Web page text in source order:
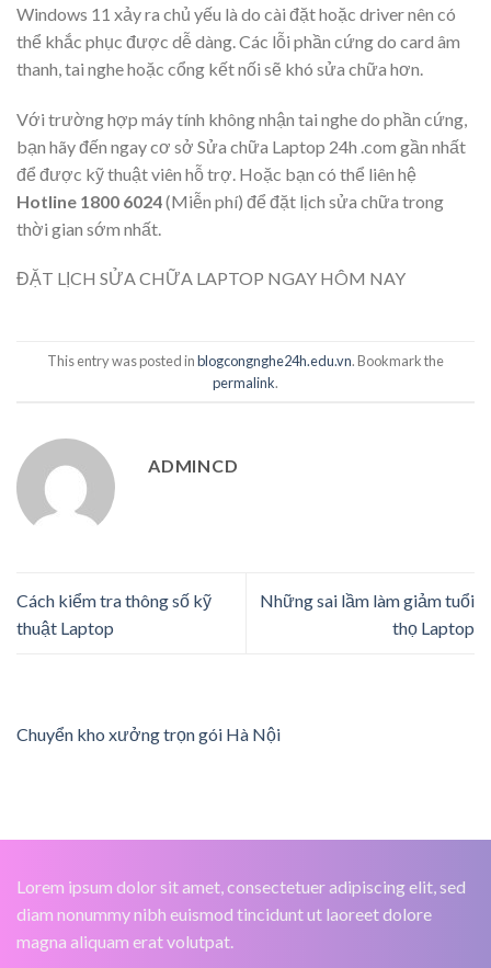
Windows 11 xảy ra chủ yếu là do cài đặt hoặc driver nên có
thể khắc phục được dễ dàng. Các lỗi phần cứng do card âm
thanh, tai nghe hoặc cổng kết nối sẽ khó sửa chữa hơn.
Với trường hợp máy tính không nhận tai nghe do phần cứng,
bạn hãy đến ngaycơ sở Sửa chữa Laptop 24h .com gần nhất
để được kỹ thuật viên hỗ trợ. Hoặc bạn có thể liên hệ
Hotline 1800 6024(Miễn phí) để đặt lịch sửa chữa trong
thời gian sớm nhất.
ĐẶT LỊCH SỬA CHỮA LAPTOP NGAY HÔM NAY
This entry was posted inblogcongnghe24h.edu.vn. Bookmark the
permalink.
ADMINCD
Cách kiểm tra thông số kỹ
thuật Laptop
Những sai lầm làm giảm tuổi
thọ Laptop
Chuyển kho xưởng trọn gói Hà Nội
Lorem ipsum dolor sit amet, consectetuer adipiscing elit, sed
diam nonummy nibh euismod tincidunt ut laoreet dolore
magna aliquam erat volutpat.